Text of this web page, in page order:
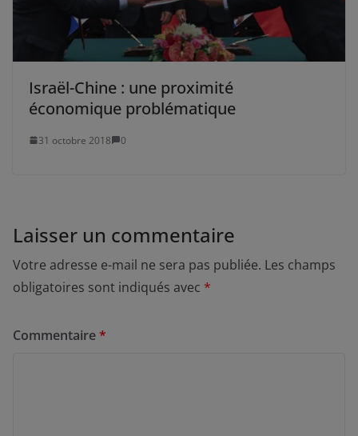
Israël-Chine : une proximité
économique problématique
31 octobre 2018 0
Laisser un commentaire
Votre adresse e-mail ne sera pas publiée. Les champs
obligatoires sont indiqués avec *
Commentaire*